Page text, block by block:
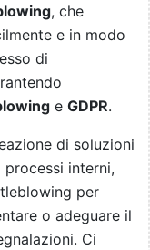
, che
e in modo
di
e GDPR.
di soluzioni
interni,
per
o adeguare il
Ci